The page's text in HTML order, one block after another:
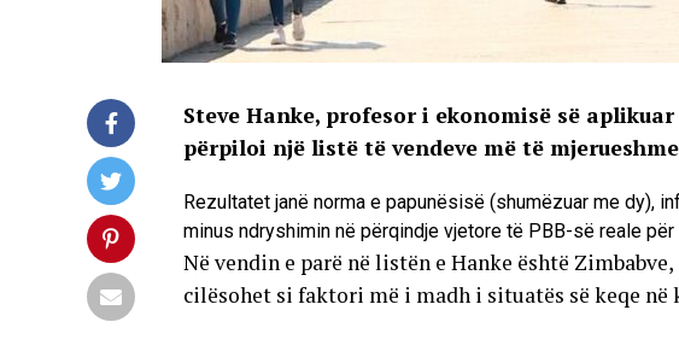
Steve Hanke, profesor i ekonomisë së
përpiloi një listë të vendeve më të
Rezultatet janë norma e papunësisë (shumëzuar me dy),
minus ndryshimin në përqindje vjetore të PBB-së reale për
Në vendin e parë në listën e Hanke është
cilësohet si faktori më i madh i situatës së keqe në